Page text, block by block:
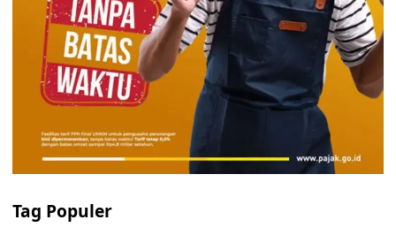
Tag Populer